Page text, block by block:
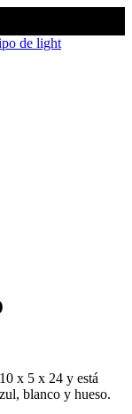
x 5 x 24 y está
blanco y hueso.